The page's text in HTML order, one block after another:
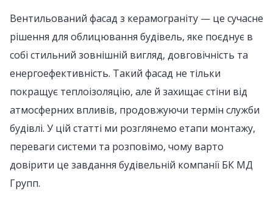
Вентильований фасад з керамограніту — це сучасне
рішення для облицювання будівель, яке поєднує в
собі стильний зовнішній вигляд, довговічність та
енергоефективність. Такий фасад не тільки
покращує теплоізоляцію, але й захищає стіни від
атмосферних впливів, продовжуючи термін служби
будівлі. У цій статті ми розглянемо етапи монтажу,
переваги системи та розповімо, чому варто
довірити це завдання будівельній компанії БК МД
Групп.